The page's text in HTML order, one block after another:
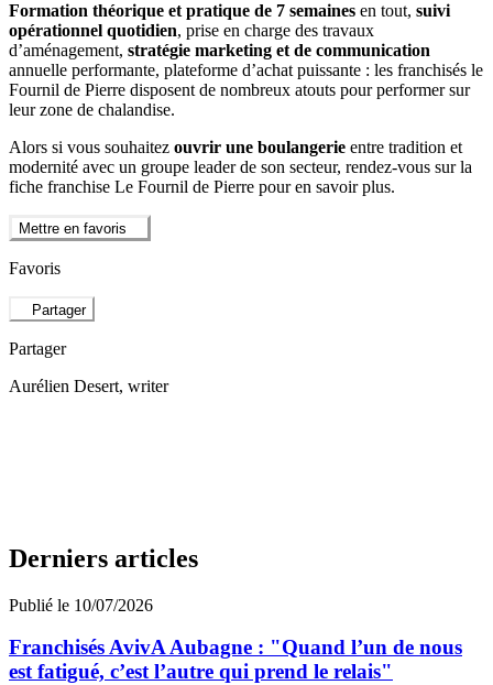
Formation théorique et pratique de 7 semaines en tout, suivi
opérationnel quotidien, prise en charge des travaux
d’aménagement, stratégie marketing et de communication
annuelle performante, plateforme d’achat puissante : les franchisés le
Fournil de Pierre disposent de nombreux atouts pour performer sur
leur zone de chalandise.
Alors si vous souhaitez ouvrir une boulangerie entre tradition et
modernité avec un groupe leader de son secteur, rendez-vous sur la
fiche franchise Le Fournil de Pierre pour en savoir plus.
Mettre en favoris
Favoris
Partager
Partager
Aurélien Desert, writer
Derniers articles
Publié le 10/07/2026
Franchisés AvivA Aubagne : "Quand l’un de nous
est fatigué, c’est l’autre qui prend le relais"